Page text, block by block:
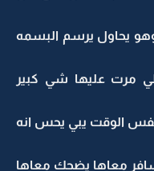
يحاول يرسم البسمه
مرت عليها شي كبير
الوقت يبي يحس انه
معاها يضحك معاها